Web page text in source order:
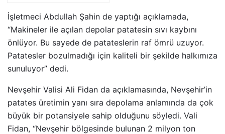
İşletmeci Abdullah Şahin de yaptığı açıklamada,
“Makineler ile açılan depolar patatesin sıvı kaybını
önlüyor. Bu sayede de patateslerin raf ömrü uzuyor.
Patatesler bozulmadığı için kaliteli bir şekilde halkımıza
sunuluyor” dedi.
Nevşehir Valisi Ali Fidan da açıklamasında, Nevşehir’in
patates üretimin yanı sıra depolama anlamında da çok
büyük bir potansiyele sahip olduğunu söyledi. Vali
Fidan, “Nevşehir bölgesinde bulunan 2 milyon ton